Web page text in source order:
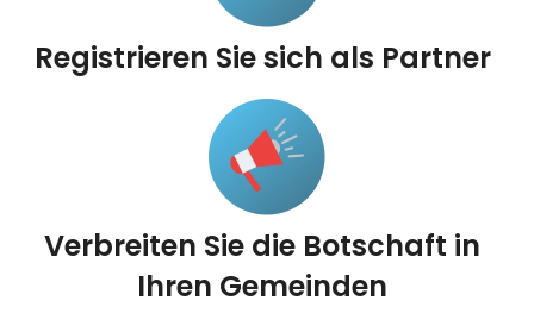
Registrieren Sie sich als Partner
Verbreiten Sie die Botschaft in
Ihren Gemeinden